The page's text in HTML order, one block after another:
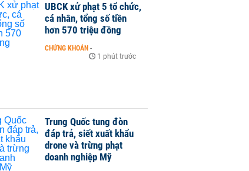
UBCK xử phạt 5 tổ chức,
cá nhân, tổng số tiền
hơn 570 triệu đồng
CHỨNG KHOÁN -
1 phút trước
Trung Quốc tung đòn
đáp trả, siết xuất khẩu
drone và trừng phạt
doanh nghiệp Mỹ